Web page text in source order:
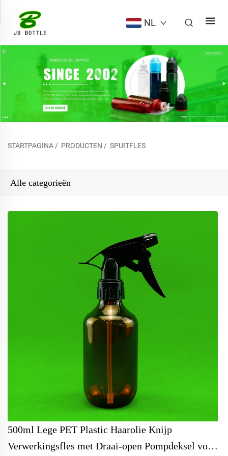
NL
STARTPAGINA/ PRODUCTEN / SPUITFLES
Alle categorieën
500ml Lege PET Plastic Haarolie Knijp
Verwerkingsfles met Draai-open Pompdeksel voor